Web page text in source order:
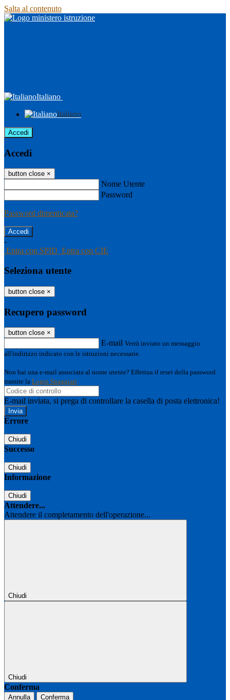
Salta al contenuto
Italiano
Italiano
Accedi
Accedi
button close ×
Nome Utente
Password
Password dimenticata?
-
Entra con SPID Entra con CIE
Seleziona utente
button close ×
Recupero password
button close ×
E-mail Verrà inviato un messaggio
all'indirizzo indicato con le istruzioni necessarie.
Non hai una e-mail associata al nome utente? Effettua il reset della password
tramite la Login Spaggiari
E-mail inviata, si prega di controllare la casella di posta elettronica!
Errore
Chiudi
Successo
Chiudi
Informazione
Chiudi
Attendere...
Attendere il completamento dell'operazione...
Chiudi
Chiudi
Conferma
Annulla Conferma